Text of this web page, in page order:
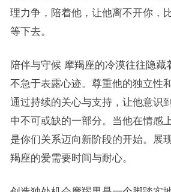
理力争，陪着他，让他离不开你，
等下去。
陪伴与守候 摩羯座的冷漠往往隐藏
不急于表露心迹。尊重他的独立性
通过持续的关心与支持，让他意识
中不可或缺的一部分。当他在情感
是你们关系迈向新阶段的开始。展
羯座的爱需要时间与耐心。